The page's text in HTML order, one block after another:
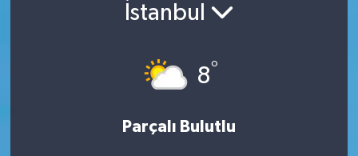
İstanbul
8°
Parçalı Bulutlu